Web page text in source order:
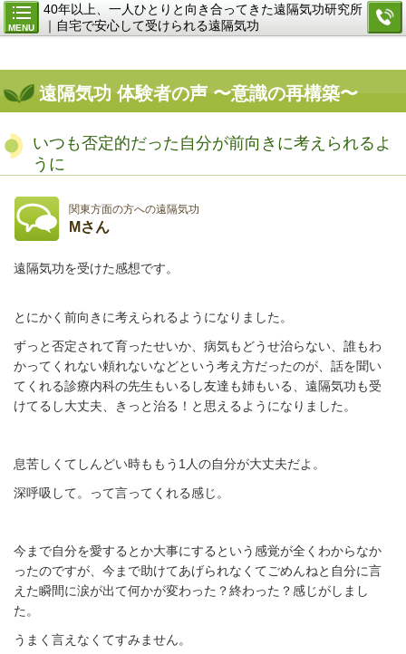
MENU
40年以上、一人ひとりと向き合ってきた遠隔気功研究所
｜自宅で安心して受けられる遠隔気功
遠隔気功 体験者の声 〜意識の再構築〜
いつも否定的だった自分が前向きに考えられるよ
うに
関東方面の方への遠隔気功
Mさん
遠隔気功を受けた感想です。
とにかく前向きに考えられるようになりました。
ずっと否定されて育ったせいか、病気もどうせ治らない、誰もわ
かってくれない頼れないなどという考え方だったのが、話を聞い
てくれる診療内科の先生もいるし友達も姉もいる、遠隔気功も受
けてるし大丈夫、きっと治る！と思えるようになりました。
息苦しくてしんどい時ももう1人の自分が大丈夫だよ。
深呼吸して。って言ってくれる感じ。
今まで自分を愛するとか大事にするという感覚が全くわからなか
ったのですが、今まで助けてあげられなくてごめんねと自分に言
えた瞬間に涙が出て何かが変わった？終わった？感じがしまし
た。
うまく言えなくてすみません。